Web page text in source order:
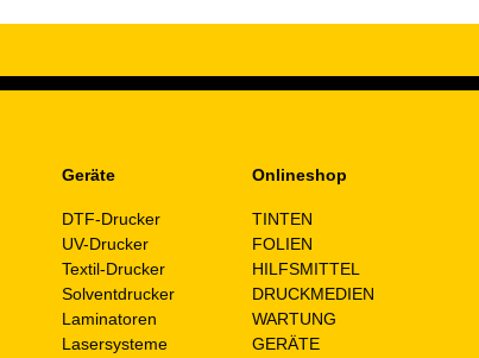
Geräte
DTF-Drucker
UV-Drucker
Textil-Drucker
Solventdrucker
Laminatoren
Lasersysteme
Onlineshop
TINTEN
FOLIEN
HILFSMITTEL
DRUCKMEDIEN
WARTUNG
GERÄTE